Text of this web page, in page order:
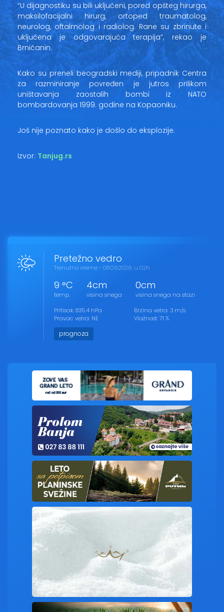
“U dijagnostiku su bili uključeni, pored opšteg hirurga,
maksilofacijalni hirurg, ortoped traumatolog,
neurolog, oftalmolog i radiolog. Rane su zbrinute i
uključena je odgovarajuća terapija”, rekao je
Brničanin.
Kako su preneli beogradski mediji, pripadnik Centra
za razminiranje povređen je jutros prilikom
uništavanja zaostalih bombi iz NATO
bombardovanja 1999. godine na Kopaoniku.
Još nije poznato kako je došlo do eksplozije.
Izvor: Tanjug.rs
Pretežno vedro
Trenutno vreme - 08.06.2026. u 02h
9 °C
temp.
4cm
visina snega
0cm
visina snega na stazi
Pritisak: 835.4 hPa
Pravac vetra: NE
Brzina vetra: 3 m/s
Vlažnost: 71 %
prognoza